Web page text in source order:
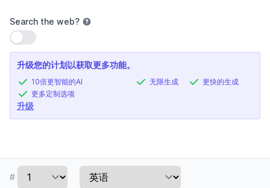
Search the web?
使用设置
升级您的计划以获取更多功能。
10倍更智能的AI
更多定制选项
无限生成 更快的生成
升级
#